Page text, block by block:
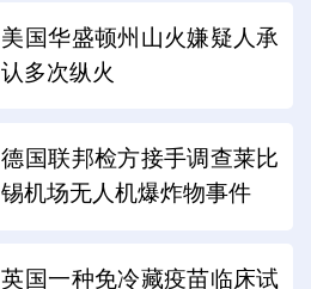
美国华盛顿州山火嫌疑人承
认多次纵火
德国联邦检方接手调查莱比
锡机场无人机爆炸物事件
英国一种免冷藏疫苗临床试